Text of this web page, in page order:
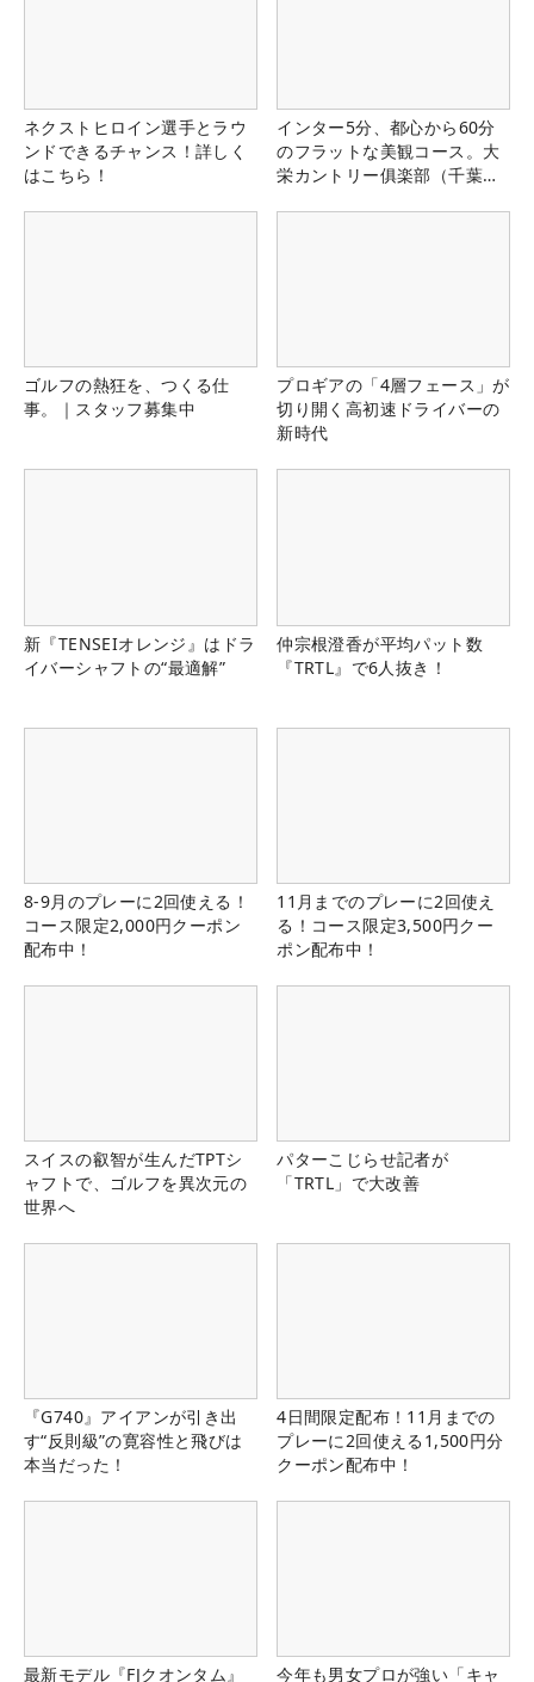
ネクストヒロイン選手とラウ
ンドできるチャンス！詳しく
はこちら！
インター5分、都心から60分
のフラットな美観コース。大
栄カントリー俱楽部（千葉
ゴルフの熱狂を、つくる仕
事。｜スタッフ募集中
プロギアの「4層フェース」が
切り開く高初速ドライバーの
新時代
新『TENSEIオレンジ』はドラ
イバーシャフトの“最適解”
仲宗根澄香が平均パット数
『TRTL』で6人抜き！
8-9月のプレーに2回使える！
コース限定2,000円クーポン
配布中！
11月までのプレーに2回使え
る！コース限定3,500円クー
ポン配布中！
スイスの叡智が生んだTPTシ
ャフトで、ゴルフを異次元の
世界へ
パターこじらせ記者が
「TRTL」で大改善
『G740』アイアンが引き出
す“反則級”の寛容性と飛びは
本当だった！
4日間限定配布！11月までの
プレーに2回使える1,500円分
クーポン配布中！
最新モデル『FJクオンタム』
今年も男女プロが強い「キャ